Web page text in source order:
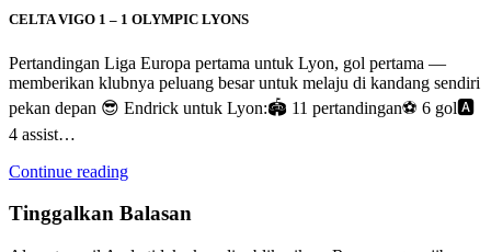
CELTA VIGO 1 – 1 OLYMPIC LYONS
Pertandingan Liga Europa pertama untuk Lyon, gol pertama —
memberikan klubnya peluang besar untuk melaju di kandang sendiri
pekan depan 😎 Endrick untuk Lyon:🏟️ 11 pertandingan⚽ 6 gol🅰️
4 assist…
Continue reading
Tinggalkan Balasan